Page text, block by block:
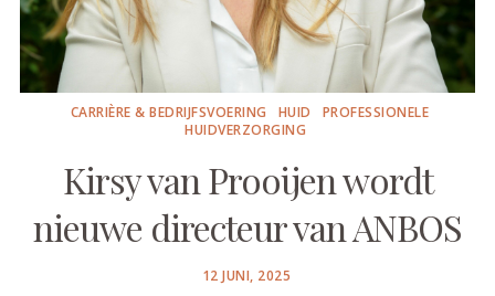
CARRIÈRE & BEDRIJFSVOERING HUID
PROFESSIONELE
HUIDVERZORGING
Kirsy van Prooijen wordt
nieuwe directeur van ANBOS
POSTED
12 JUNI, 2025